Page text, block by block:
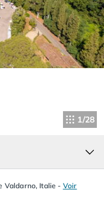
1/28
Valdarno, Italie - Voir